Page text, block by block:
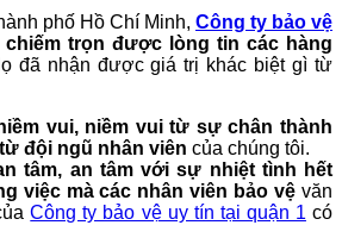
phố Hồ Chí Minh, Công ty bảo vệ
chiếm trọn được lòng tin các hàng
đã nhận được giá trị khác biệt gì từ
vui, niềm vui từ sự chân thành
đội ngũ nhân viên của chúng tôi.
tâm, an tâm với sự nhiệt tình hết
việc mà các nhân viên bảo vệ văn
Công ty bảo vệ uy tín tại quận 1có